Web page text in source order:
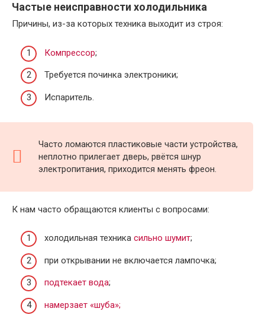
Частые неисправности холодильника
Причины, из-за которых техника выходит из строя:
Компрессор;
Требуется починка электроники;
Испаритель.
Часто ломаются пластиковые части устройства,
неплотно прилегает дверь, рвётся шнур
электропитания, приходится менять фреон.
К нам часто обращаются клиенты с вопросами:
холодильная техника сильно шумит;
при открывании не включается лампочка;
подтекает вода;
намерзает «шуба»;